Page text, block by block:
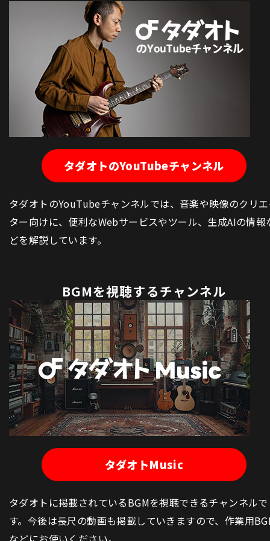
タダオトのYouTubeチャンネル
タダオトのYouTubeチャンネルでは、音楽や映像のクリ
ター向けに、便利なWebサービスやツール、生成AIの情報
どを解説しています。
BGMを視聴するチャンネル
タダオトMusic
タダオトに掲載されているBGMを視聴できるチャンネルで
す。今後は長尺の動画も掲載していきますので、作業用